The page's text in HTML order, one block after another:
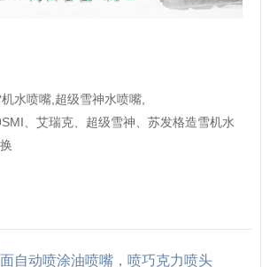
水喷嘴,超级雪神水喷嘴,
、艾瑞克、超级雪神、苏发格造雪机水
面自动喷涂油喷嘴，喷巧克力喷头